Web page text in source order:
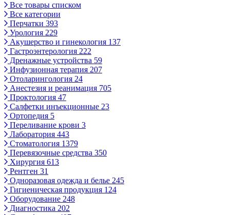
Все товары списком
Все категории
Перчатки 393
Урология 229
Акушерство и гинекология 137
Гастроэнтерология 222
Дренажные устройства 59
Инфузионная терапия 207
Отоларингология 24
Анестезия и реанимация 705
Проктология 47
Салфетки инъекционные 23
Ортопедия 5
Переливание крови 3
Лаборатория 443
Стоматология 1379
Перевязочные средства 350
Хирургия 613
Рентген 31
Одноразовая одежда и белье 245
Гигиеническая продукция 124
Оборудование 248
Диагностика 202